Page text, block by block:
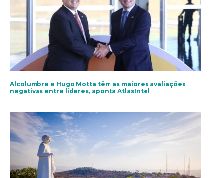
Alcolumbre e Hugo Motta têm as maiores avaliações
negativas entre líderes, aponta AtlasIntel